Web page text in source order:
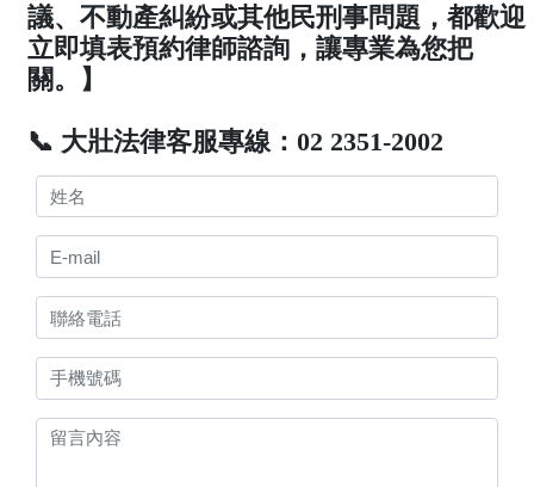
議、不動產糾紛或其他民刑事問題，都歡迎
立即填表預約律師諮詢，讓專業為您把
關。】
📞 大壯法律客服專線：02 2351-2002